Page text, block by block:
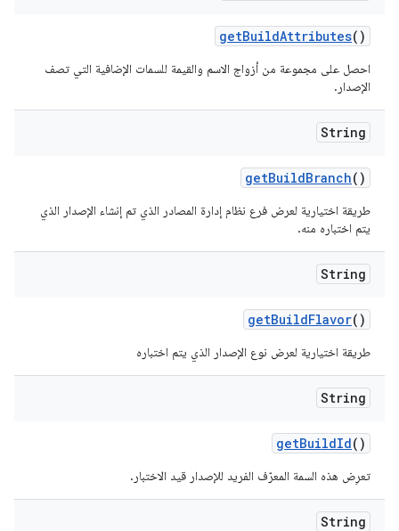
getBuildAttributes()
احصل على مجموعة من أزواج الاسم والقيمة للسمات الإضافية التي تصف
الإصدار.
String
getBuildBranch()
طريقة اختيارية لعرض فرع نظام إدارة المصادر الذي تم إنشاء الإصدار الذي
يتم اختباره منه.
String
getBuildFlavor()
طريقة اختيارية لعرض نوع الإصدار الذي يتم اختباره
String
getBuildId()
تعرِض هذه السمة المعرّف الفريد للإصدار قيد الاختبار.
String